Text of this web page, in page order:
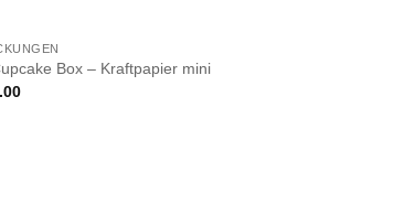
Box – Kraftpapier mini